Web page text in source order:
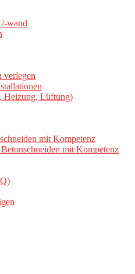
wand
verlegen
Heizung, Lüftung)
mit Kompetenz
mit Kompetenz